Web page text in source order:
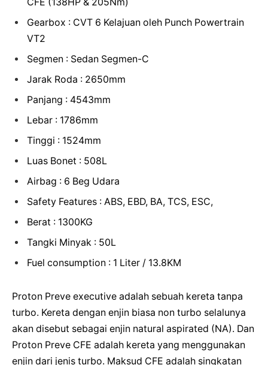
Gearbox : CVT 6 Kelajuan oleh Punch Powertrain
VT2
Segmen : Sedan Segmen-C
Jarak Roda : 2650mm
Panjang : 4543mm
Lebar : 1786mm
Tinggi : 1524mm
Luas Bonet : 508L
Airbag : 6 Beg Udara
Safety Features : ABS, EBD, BA, TCS, ESC,
Berat : 1300KG
Tangki Minyak : 50L
Fuel consumption : 1 Liter / 13.8KM
Proton Preve executive adalah sebuah kereta tanpa
turbo. Kereta dengan enjin biasa non turbo selalunya
akan disebut sebagai enjin natural aspirated (NA). Dan
Proton Preve CFE adalah kereta yang menggunakan
enjin dari jenis turbo. Maksud CFE adalah singkatan